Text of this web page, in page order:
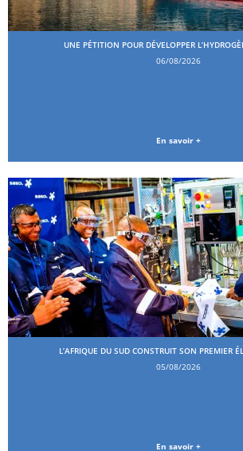
UNE PÉTITION POUR DÉVELOPPER
06/08/2026
En savoir +
L’AFRIQUE DU SUD CONSTRUIT SON PREMIER
05/08/2026
En savoir +